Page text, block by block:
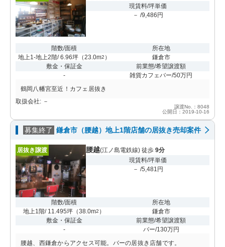
現賃料/坪単価
－ /9,486円
階数/面積
地上1-地上2階/ 6.96坪（23.0m2 ）
所在地
鎌倉市
敷金・保証金
-
前業態/希望譲渡額
雑貨カフェバー/50万円
鶴岡八幡宮至近！カフェ居抜き
取扱会社: －
譲渡No.：8048
公開日：2019-10-16
募集終了 鎌倉市（腰越）地上1階店舗の居抜き売却案件
居抜き譲渡 腰越(江ノ島電鉄線) 徒歩 9分
現賃料/坪単価
－ /5,481円
階数/面積
地上1階/ 11.495坪 （38.0m2 ）
所在地
鎌倉市
敷金・保証金
-
前業態/希望譲渡額
バー/130万円
腰越、西鎌倉からアクセス可能。バーの居抜き店舗です。